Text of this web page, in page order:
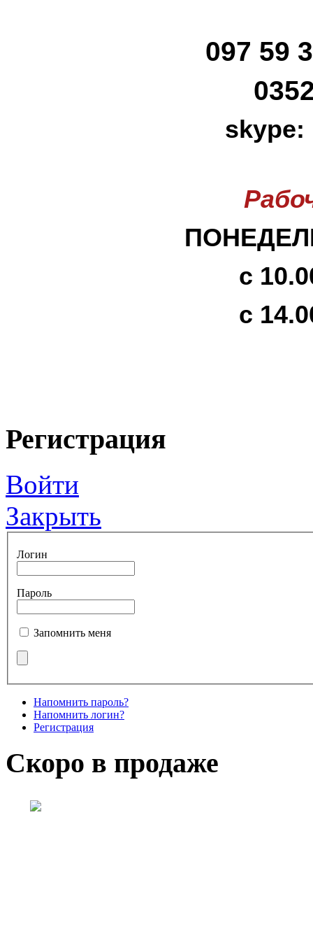
097 59
skype:
с
с
Регистрация
Войти
Закрыть
Логин
Пароль
Запомнить меня
Напомнить пароль?
Напомнить логин?
Регистрация
Скоро в продаже